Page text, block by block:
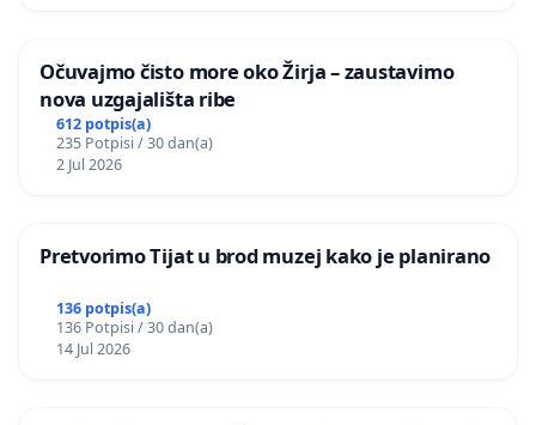
Očuvajmo čisto more oko Žirja – zaustavimo
nova uzgajališta ribe
612 potpis(a)
235 Potpisi / 30 dan(a)
2 Jul 2026
Pretvorimo Tijat u brod muzej kako je planirano
136 potpis(a)
136 Potpisi / 30 dan(a)
14 Jul 2026